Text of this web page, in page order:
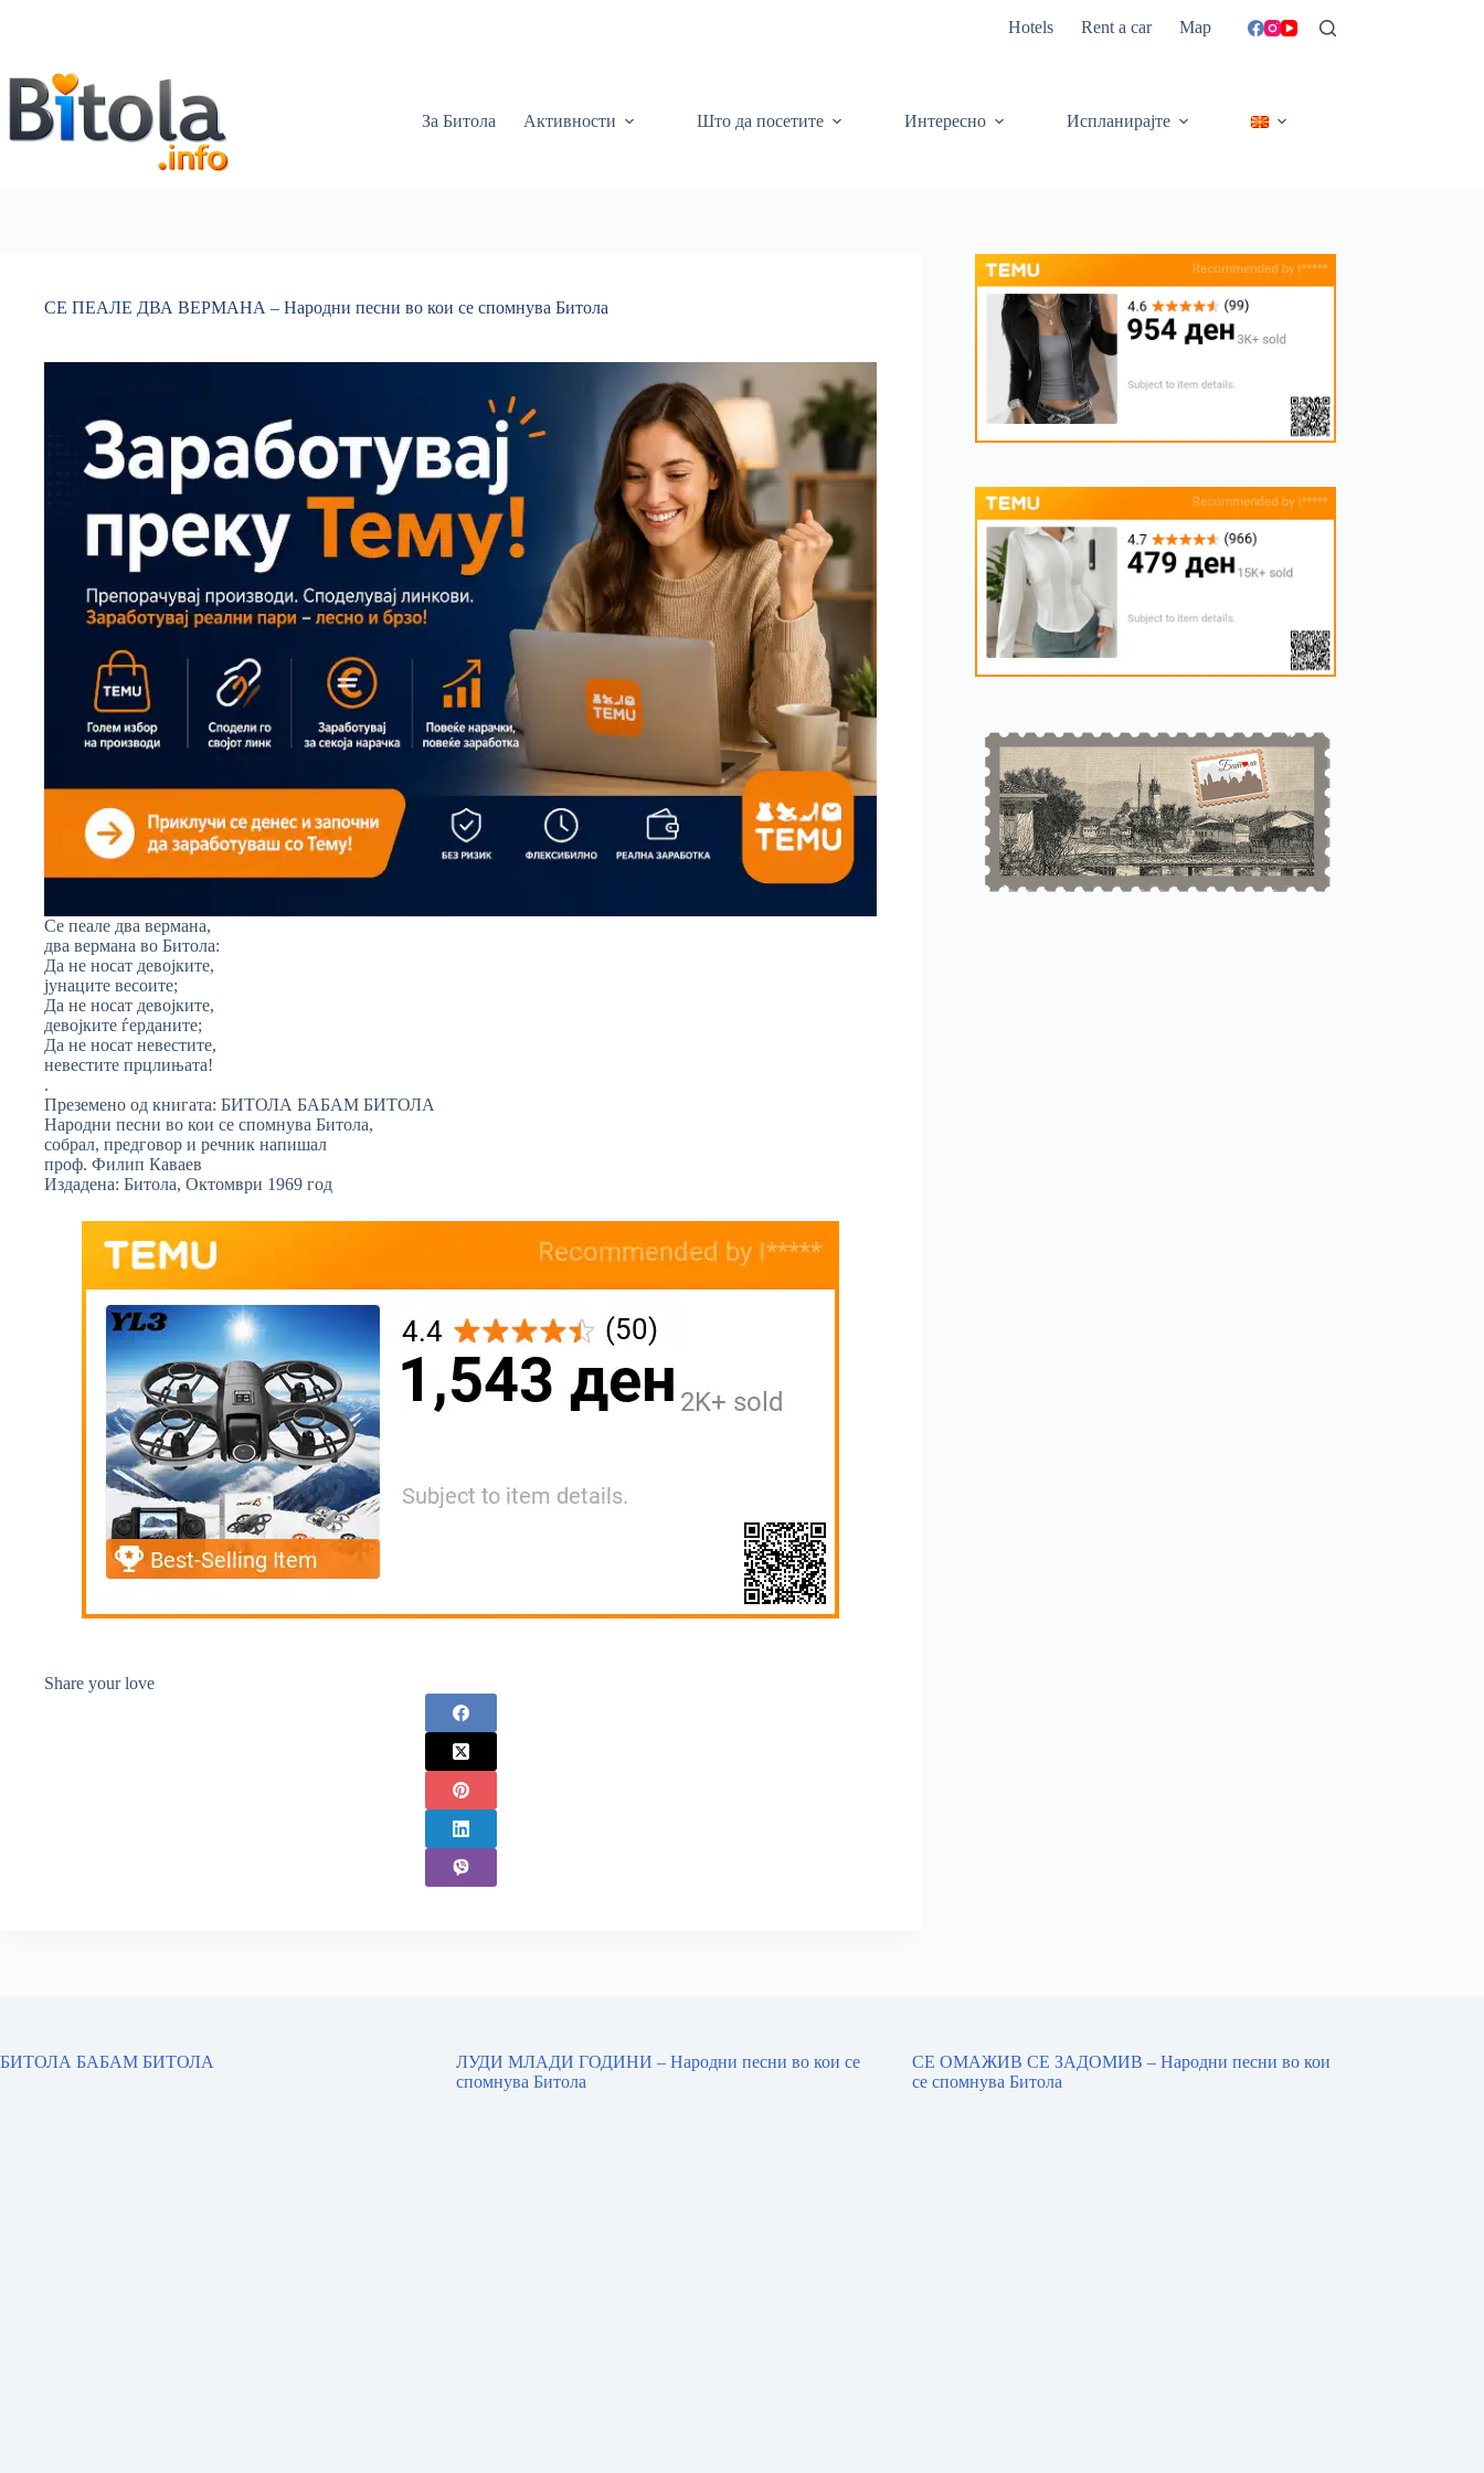
Hotels Rent a car Map
За Битола Активности Што да посетите Интересно Испланирајте
СЕ ПЕАЛЕ ДВА ВЕРМАНА – Народни песни во кои се спомнува Битола
Се пеале два вермана,
два вермана во Битола:
Да не носат девојките,
јунаците весоите;
Да не носат девојките,
девојките ѓерданите;
Да не носат невестите,
невестите прцлињата!
.
Преземено од книгата: БИТОЛА БАБАМ БИТОЛА
Народни песни во кои се спомнува Битола,
собрал, предговор и речник напишал
проф. Филип Каваев
Издадена: Битола, Октомври 1969 год
Share your love
БИТОЛА БАБАМ БИТОЛА
ЛУДИ МЛАДИ ГОДИНИ – Народни песни во кои се
спомнува Битола
СЕ ОМАЖИВ СЕ ЗАДОМИВ – Народни песни во кои
се спомнува Битола